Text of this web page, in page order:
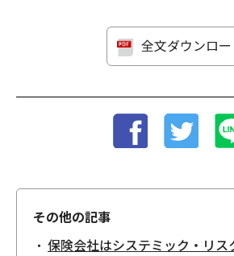
全文ダウンロー
その他の記事
保険会社はシステミック・リス